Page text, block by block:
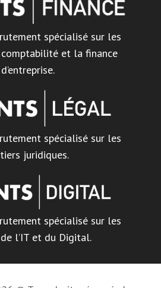
spécialisé sur les
et la finance
d’entreprise.
spécialisé sur les
juridiques.
spécialisé sur les
l’IT et du Digital.